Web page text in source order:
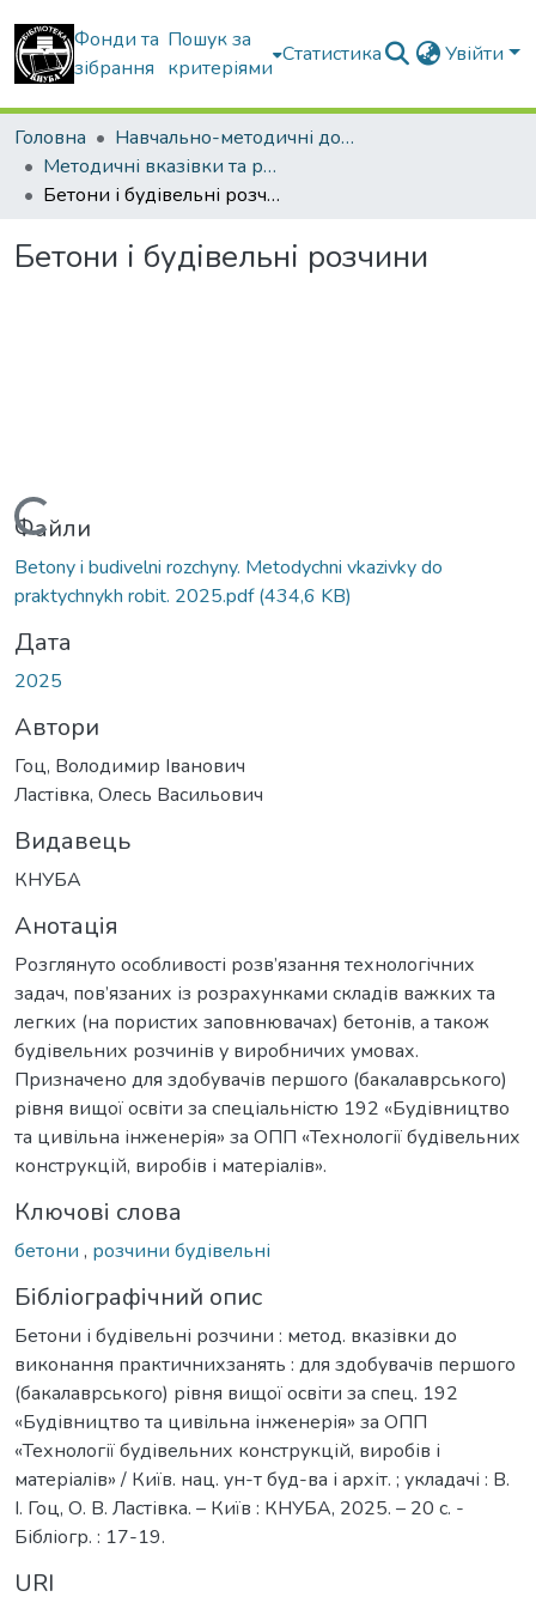
Фонди та
зібрання
Пошук за
критеріями
Статистика Увійти
Головна
Навчально-методичні документи
Методичні вказівки та рекомендації
Бетони і будівельні розчини
Бетони і будівельні розчини
Вантажиться...
Файли
Betony i budivelni rozchyny. Metodychni vkazivky do
praktychnykh robit. 2025.pdf(434,6 KB)
Дата
2025
Автори
Гоц, Володимир Іванович
Ластівка, Олесь Васильович
Видавець
КНУБА
Анотація
Розглянуто особливості розв’язання технологічних
задач, пов’язаних із розрахунками складів важких та
легких (на пористих заповнювачах) бетонів, а також
будівельних розчинів у виробничих умовах.
Призначено для здобувачів першого (бакалаврського)
рівня вищої освіти за спеціальністю 192 «Будівництво
та цивільна інженерія» за ОПП «Технології будівельних
конструкцій, виробів і матеріалів».
Ключові слова
бетони , розчини будівельні
Бібліографічний опис
Бетони і будівельні розчини : мeтод. вказівки до
виконання практичнихзанять : для здобувачів першого
(бакалаврського) рівня вищої освіти за спец. 192
«Будівництво та цивільна інженерія» за ОПП
«Технології будівельних конструкцій, виробів і
матеріалів» / Київ. нац. ун-т буд-ва і архіт. ; укладачі : В.
І. Гоц, О. В. Ластівка. – Київ : КНУБА, 2025. – 20 с. -
Бібліогр. : 17-19.
URI